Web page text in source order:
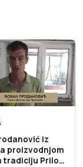
iz
proizvodnjom
tradiciju Prilog